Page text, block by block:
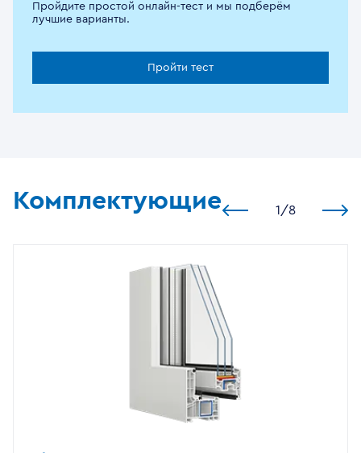
Пройдите простой онлайн-тест и мы подберём
лучшие варианты.
Пройти тест
Комплектующие 1 /8